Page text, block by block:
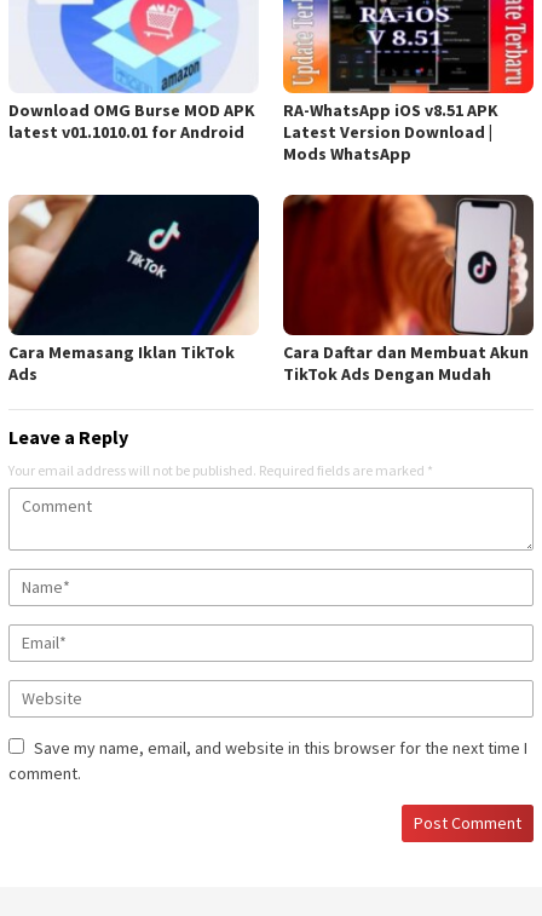
Download OMG Burse MOD APK
latest v01.1010.01 for Android
RA-WhatsApp iOS v8.51 APK
Latest Version Download |
Mods WhatsApp
Cara Memasang Iklan TikTok
Ads
Cara Daftar dan Membuat Akun
TikTok Ads Dengan Mudah
Leave a Reply
Your email address will not be published. Required fields are marked *
Save my name, email, and website in this browser for the next time I
comment.